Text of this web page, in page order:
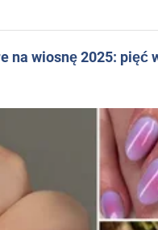
na wiosnę 2025: pięć